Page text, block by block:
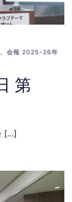
、 会報 2025-26年
第
[…]